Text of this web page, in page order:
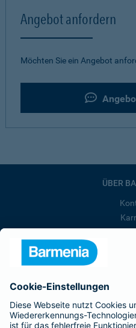
Angebot anfordern
Möchten Sie ein Angebot
ÜBER
Barmenia ist Teil